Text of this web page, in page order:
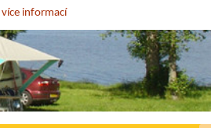
více informací